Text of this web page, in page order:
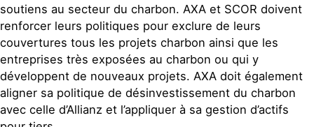
soutiens au secteur du charbon. AXA et SCOR doivent
renforcer leurs politiques pour exclure de leurs
couvertures tous les projets charbon ainsi que les
entreprises très exposées au charbon ou qui y
développent de nouveaux projets. AXA doit également
aligner sa politique de désinvestissement du charbon
avec celle d’Allianz et l’appliquer à sa gestion d’actifs